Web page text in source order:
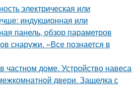
электрическая или
индукционная или
панель, обзор параметров
снаружи. «Все познается в
частном доме. Устройство навеса
двери. Защелка с